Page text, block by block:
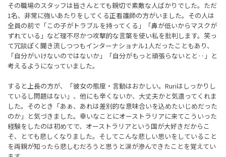
その職場のスタッフは皆さんとても親切で素敵な人ばかりでした。ただ
1名、非常に強いあたりをしてくる正看護師の方がいました。その人は
全員の前で「この子がトラブルを持ってくる」「鼻が低いからマスクが
ずれている」など理不尽かつ攻撃的な言葉を使い私を批判します。笑っ
て冗談ぽく聞き流しつつもインターナショナル1人だったこともあり、
「自分がいけないのではないか」「自分がもっと頑張らないとと‥」と
考えるようになっていました。
すると上長の方が、「彼女の態度・言動はおかしい。Ruriはしっかりし
ているし問題はない」、他にも辛くないか、大丈夫かと気遣ってくれま
した。そのとき「あぁ、あれは差別的な意味合いを込めたいじめだった
のか」と気づきました。幸いなことにオーストラリアに来てこういった
経験をしたのは初めてで、オーストラリアという国が大好きだからこ
そ、とても悲しくなりました。そしてこんな悲しい思いをしていること
を両親が知ったら悲しむだろうと思うと涙が滲んできたことを覚えてい